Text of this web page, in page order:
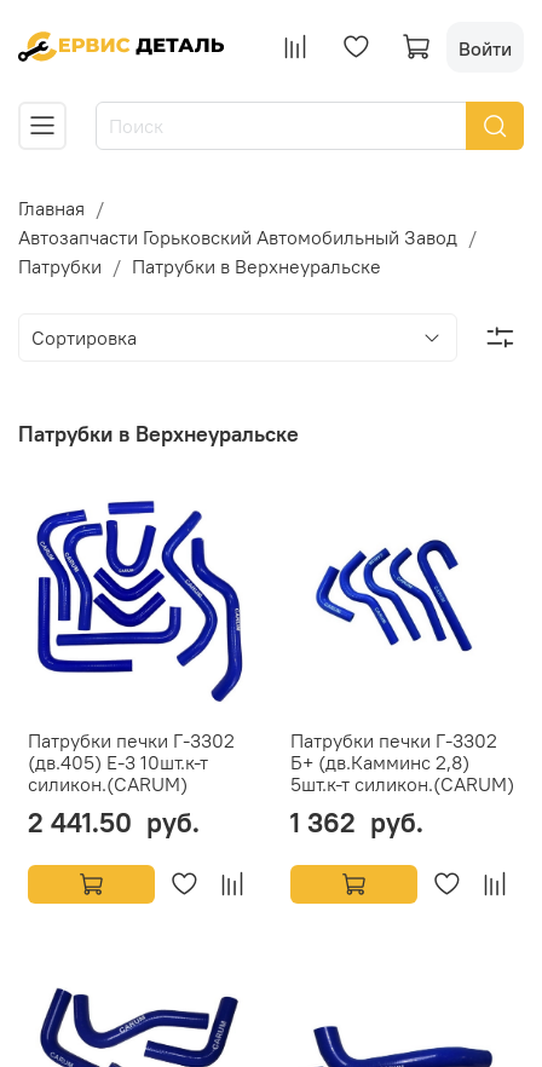
Войти
Главная
Автозапчасти Горьковский Автомобильный Завод
Патрубки
Патрубки в Верхнеуральске
Патрубки в Верхнеуральске
Патрубки печки Г-3302
(дв.405) Е-3 10шт.к-т
силикон.(CARUM)
2 441.50 руб.
Патрубки печки Г-3302
Б+ (дв.Камминс 2,8)
5шт.к-т силикон.(CARUM)
1 362 руб.